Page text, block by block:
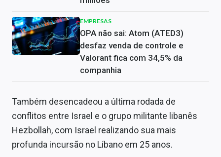
EMPRESAS
OPA não sai: Atom (ATED3)
desfaz venda de controle e
Valorant fica com 34,5% da
companhia
Também desencadeou a última rodada de
conflitos entre Israel e o grupo militante libanês
Hezbollah, com Israel realizando sua mais
profunda incursão no Líbano em 25 anos.